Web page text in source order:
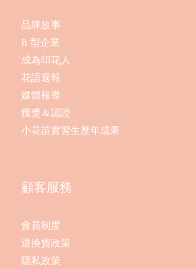
品牌故事
B 型企業
成為印花人
花語週報
媒體報導
獲獎＆認證
小花苗實習生歷年成果
顧客服務
會員制度
退換貨政策
隱私政策